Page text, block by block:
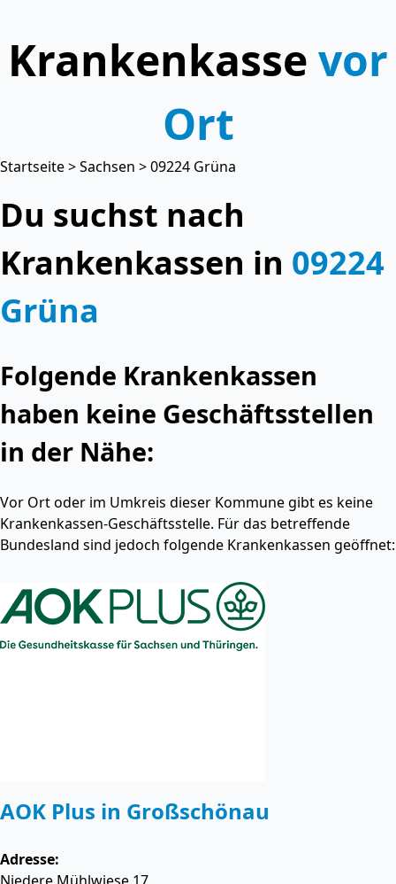
Krankenkasse vor
Ort
Startseite>Sachsen > 09224 Grüna
Du suchst nach
Krankenkassen in 09224
Grüna
Folgende Krankenkassen
haben keine Geschäftsstellen
in der Nähe:
Vor Ort oder im Umkreis dieser Kommune gibt es keine
Krankenkassen-Geschäftsstelle. Für das betreffende
Bundesland sind jedoch folgende Krankenkassen geöffnet:
AOK Plus in Großschönau
Adresse: